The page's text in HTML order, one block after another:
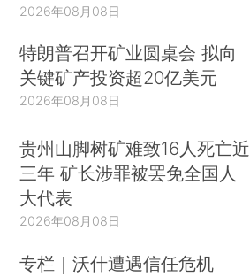
2026年08月08日
特朗普召开矿业圆桌会 拟向
关键矿产投资超20亿美元
2026年08月08日
贵州山脚树矿难致16人死亡近
三年 矿长涉罪被罢免全国人
大代表
2026年08月08日
专栏｜沃什遭遇信任危机